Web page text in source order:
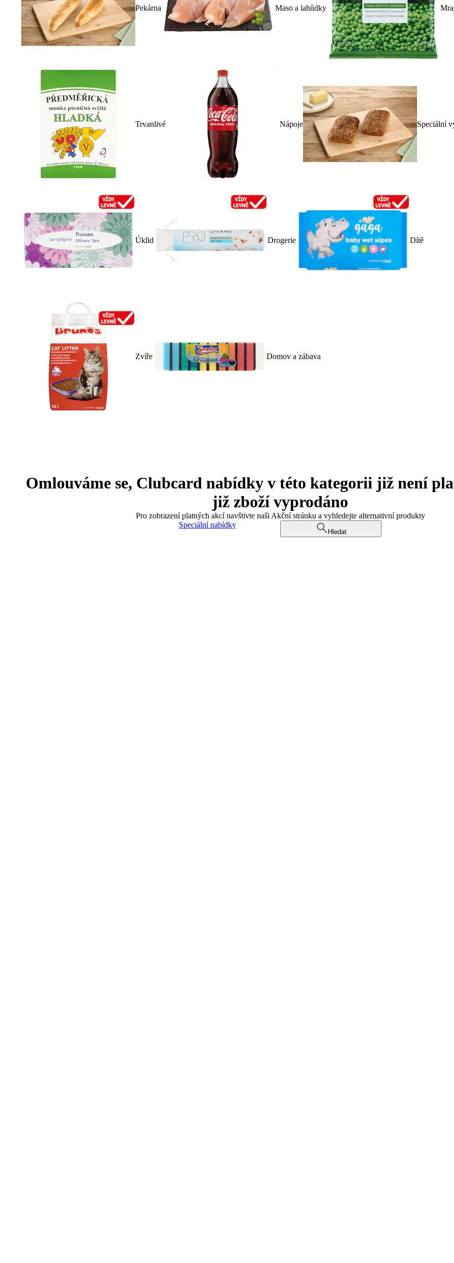
Pekárna Maso a lahůdky
Trvanlivé Nápoje Speciální
Úklid Drogerie Dítě
Zvíře Domov a zábava
Omlouváme se, Clubcard nabídky v této kategorii již není
již zboží vyprodáno
Pro zobrazení platných akcí navštivte naši Akční stránku a vyhledejte alternativní produkty
Speciální nabídky
Hledat